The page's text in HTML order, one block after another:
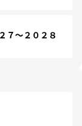
～２０２８